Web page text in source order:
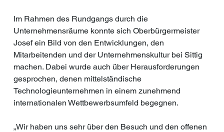
Im Rahmen des Rundgangs durch die
Unternehmensräume konnte sich Oberbürgermeister
Josef ein Bild von den Entwicklungen, den
Mitarbeitenden und der Unternehmenskultur bei Sittig
machen. Dabei wurde auch über Herausforderungen
gesprochen, denen mittelständische
Technologieunternehmen in einem zunehmend
internationalen Wettbewerbsumfeld begegnen.
„Wir haben uns sehr über den Besuch und den offenen